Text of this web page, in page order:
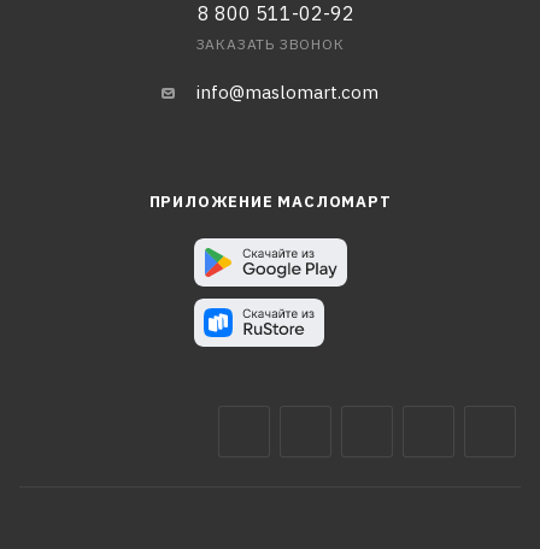
8 800 511-02-92
ЗАКАЗАТЬ ЗВОНОК
info@maslomart.com
ПРИЛОЖЕНИЕ МАСЛОМАРТ